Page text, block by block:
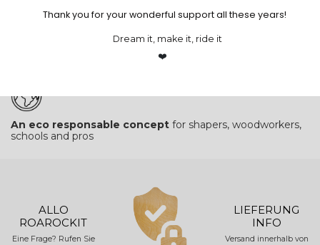
Unique patented and reusable presssystem "Thin Air
An eco responsable concept for shapers, woodworkers,
schools and pros
ALLO
ROAROCKIT
Eine Frage? Rufen Sie
LIEFERUNG
INFO
Versand innerhalb von
Thank you for your wonderful support all these years!
❤️
Dream it, make it, ride it